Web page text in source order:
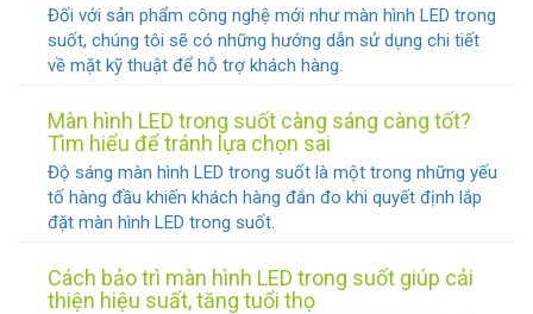
Đối với sản phẩm công nghệ mới như màn hình LED trong
suốt, chúng tôi sẽ có những hướng dẫn sử dụng chi tiết
về mặt kỹ thuật để hỗ trợ khách hàng.
Màn hình LED trong suốt càng sáng càng tốt?
Tìm hiểu để tránh lựa chọn sai
Độ sáng màn hình LED trong suốt là một trong những yếu
tố hàng đầu khiến khách hàng đắn đo khi quyết định lắp
đặt màn hình LED trong suốt.
Cách bảo trì màn hình LED trong suốt giúp cải
thiện hiệu suất, tăng tuổi thọ